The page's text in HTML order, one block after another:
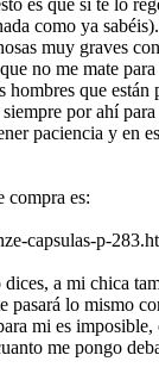
es que si te lo
como ya
muy graves
no me mate
que
por ahí
paciencia y en
compra es:
capsulas-p-
a mi chica
pasará lo mismo
mi es
me pongo